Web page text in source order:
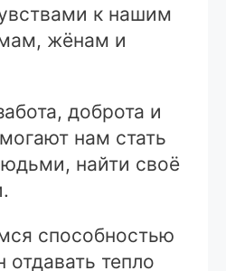
к нашим
жёнам и
доброта и
нам стать
найти своё
способностью
тепло